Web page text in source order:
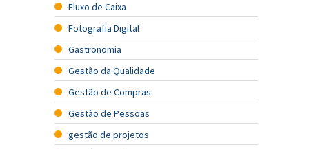
Fluxo de Caixa
Fotografia Digital
Gastronomia
Gestão da Qualidade
Gestão de Compras
Gestão de Pessoas
gestão de projetos